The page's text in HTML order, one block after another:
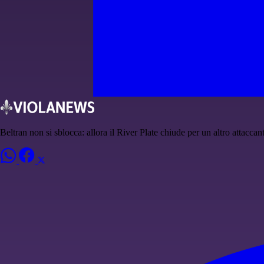
Beltran non si sblocca: allora il River Plate chiude per un altro